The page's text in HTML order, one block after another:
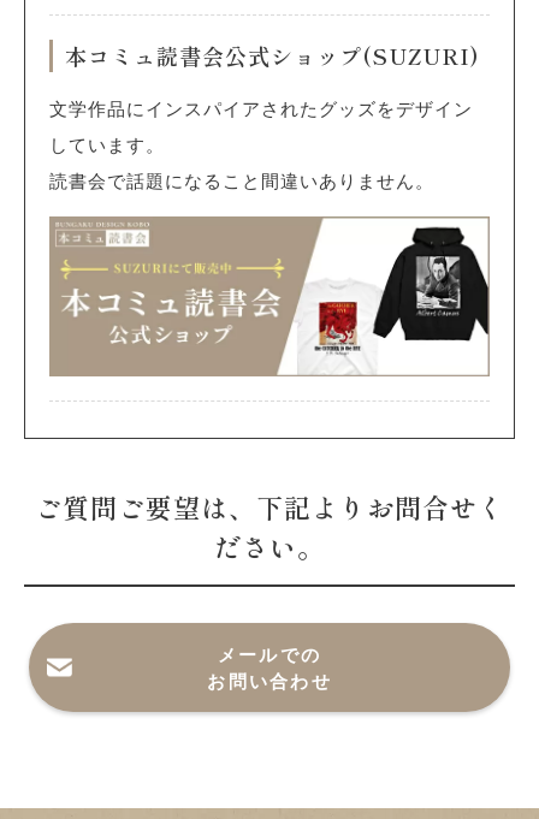
本コミュ読書会公式ショップ(SUZURI)
文学作品にインスパイアされたグッズをデザイン
しています。
読書会で話題になること間違いありません。
ご質問ご要望は、下記よりお問合せく
ださい。
メールでの
お問い合わせ